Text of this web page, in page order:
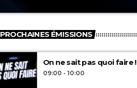
PROCHAINES ÉMISSIONS
On ne sait pas quoi faire !
09:00 - 10:00